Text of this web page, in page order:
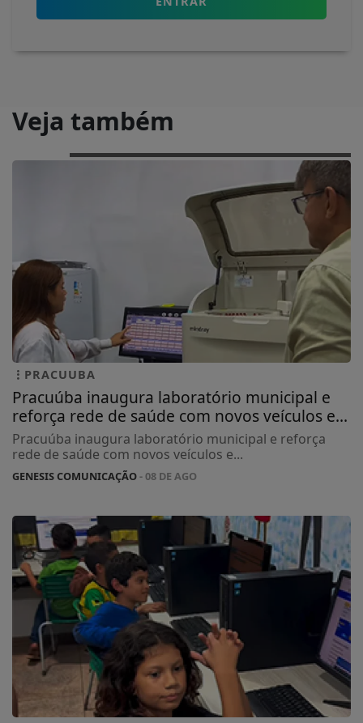
Veja também
PRACUUBA
Pracuúba inaugura laboratório municipal e
reforça rede de saúde com novos veículos e...
Pracuúba inaugura laboratório municipal e reforça
rede de saúde com novos veículos e...
GENESIS COMUNICAÇÃO- 08 DE AGO